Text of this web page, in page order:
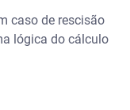
caso de rescisão
lógica do cálculo